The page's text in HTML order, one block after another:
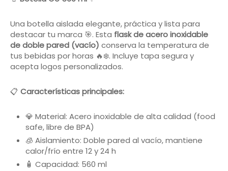
Una botella aislada elegante, práctica y lista para
destacar tu marca 🎯. Esta flask de acero inoxidable
de doble pared (vacío) conserva la temperatura de
tus bebidas por horas 🔥❄️. Incluye tapa segura y
acepta logos personalizados.
📋 Características principales:
💎 Material: Acero inoxidable de alta calidad (food
safe, libre de BPA)
🧊 Aislamiento: Doble pared al vacío, mantiene
calor/frío entre 12 y 24 h
🧴 Capacidad: 560 ml